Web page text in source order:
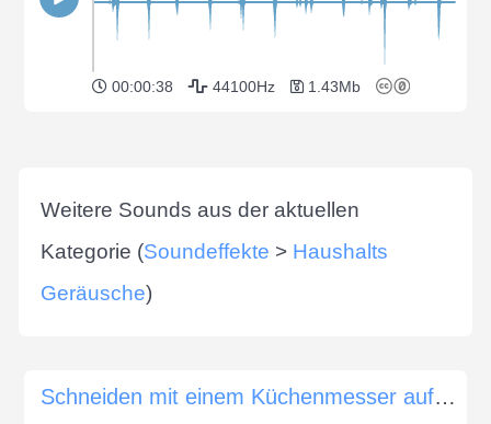
00:00:38 44100Hz 1.43Mb
Weitere Sounds aus der aktuellen
Kategorie (Soundeffekte > Haushalts
Geräusche)
Schneiden mit einem Küchenmesser auf einem Teller